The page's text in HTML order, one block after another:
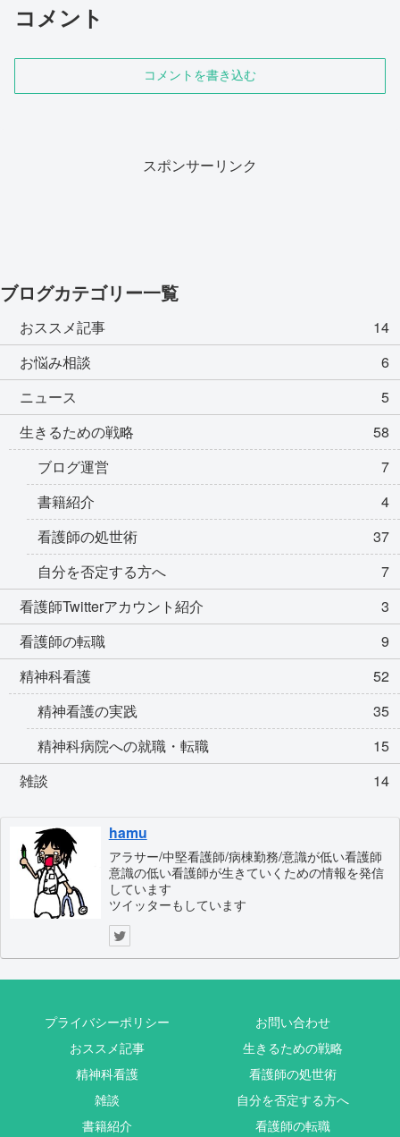
コメント
コメントを書き込む
スポンサーリンク
ブログカテゴリー一覧
おススメ記事
14
お悩み相談
6
ニュース
5
生きるための戦略
58
ブログ運営
7
書籍紹介
4
看護師の処世術
37
自分を否定する方へ
7
看護師Twitterアカウント紹介
3
看護師の転職
9
精神科看護
52
精神看護の実践
35
精神科病院への就職・転職
15
雑談
14
hamu
アラサー/中堅看護師/病棟勤務/意識が低い看護師
意識の低い看護師が生きていくための情報を発信
しています
ツイッターもしています
プライバシーポリシー
お問い合わせ
おススメ記事
生きるための戦略
精神科看護
看護師の処世術
雑談
自分を否定する方へ
書籍紹介
看護師の転職